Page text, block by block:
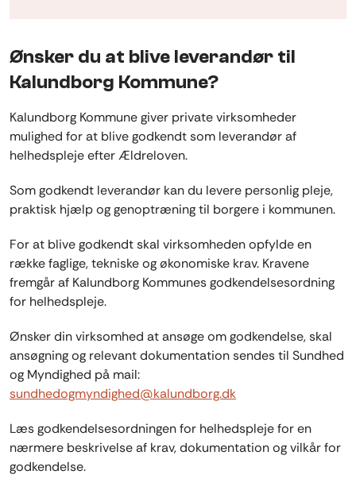
Ønsker du at blive leverandør til
Kalundborg Kommune?
Kalundborg Kommune giver private virksomheder
mulighed for at blive godkendt som leverandør af
helhedspleje efter Ældreloven.
Som godkendt leverandør kan du levere personlig pleje,
praktisk hjælp og genoptræning til borgere i kommunen.
For at blive godkendt skal virksomheden opfylde en
række faglige, tekniske og økonomiske krav. Kravene
fremgår af Kalundborg Kommunes godkendelsesordning
for helhedspleje.
Ønsker din virksomhed at ansøge om godkendelse, skal
ansøgning og relevant dokumentation sendes til Sundhed
og Myndighed på mail:
sundhedogmyndighed@kalundborg.dk
Læs godkendelsesordningen for helhedspleje for en
nærmere beskrivelse af krav, dokumentation og vilkår for
godkendelse.